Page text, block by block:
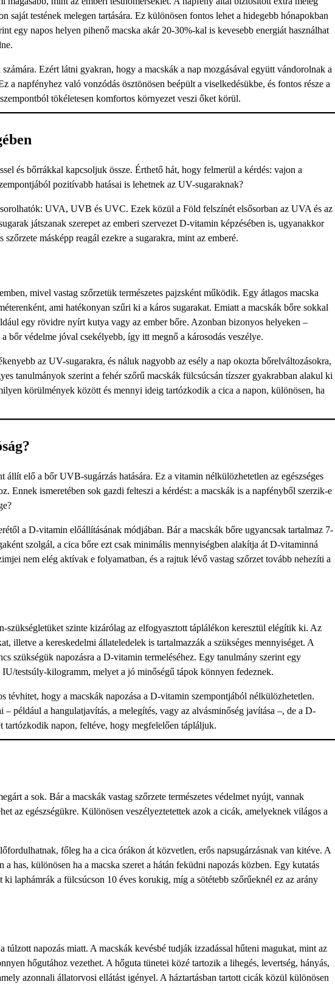
saját testének melegen tartására. Ez különösen fontos lehet a hidegebb hónapokban
egy napos helyen pihenő macska akár 20-30%-kal is kevesebb energiát használhat
Ezért látni gyakran, hogy a macskák a nap mozgásával együtt vándorolnak a
napfényhez való vonzódás ösztönösen beépült a viselkedésükbe, és fontos része a
tökéletesen komfortos környezet veszi őket körül.
és bőrrákkal kapcsoljuk össze. Érthető hát, hogy felmerül a kérdés: vajon a
pozitívabb hatásai is lehetnek az UV-sugaraknak?
UVA, UVB és UVC. Ezek közül a Föld felszínét elsősorban az UVA és az
játszanak szerepet az emberi szervezet D-vitamin képzésében is, ugyanakkor
másképp reagál ezekre a sugarakra, mint az emberé.
mivel vastag szőrzetük természetes pajzsként működik. Egy átlagos macska
ami hatékonyan szűri ki a káros sugarakat. Emiatt a macskák bőre sokkal
egy rövidre nyírt kutya vagy az ember bőre. Azonban bizonyos helyeken –
bőr védelme jóval csekélyebb, így itt megnő a károsodás veszélye.
az UV-sugarakra, és náluk nagyobb az esély a nap okozta bőrelváltozásokra,
tanulmányok szerint a fehér szőrű macskák fülcsúcsán tízszer gyakrabban alakul ki
körülmények között és mennyi ideig tartózkodik a cica a napon, különösen, ha
elő a bőr UVB-sugárzás hatására. Ez a vitamin nélkülözhetetlen az egészséges
Ennek ismeretében sok gazdi felteszi a kérdést: a macskák is a napfényből szerzik-e
a D-vitamin előállításának módjában. Bár a macskák bőre ugyancsak tartalmaz 7-
szolgál, a cica bőre ezt csak minimális mennyiségben alakítja át D-vitaminná
nem elég aktívak e folyamatban, és a rajtuk lévő vastag szőrzet tovább nehezíti a
szinte kizárólag az elfogyasztott táplálékon keresztül elégítik ki. Az
illetve a kereskedelmi állateledelek is tartalmazzák a szükséges mennyiséget. A
szükségük napozásra a D-vitamin termeléséhez. Egy tanulmány szerint egy
testsúly-kilogramm, melyet a jó minőségű tápok könnyen fedeznek.
tévhitet, hogy a macskák napozása a D-vitamin szempontjából nélkülözhetetlen.
– például a hangulatjavítás, a melegítés, vagy az alvásminőség javítása –, de a D-
tartózkodik napon, feltéve, hogy megfelelően tápláljuk.
a sok. Bár a macskák vastag szőrzete természetes védelmet nyújt, vannak
az egészségükre. Különösen veszélyeztetettek azok a cicák, amelyeknek világos a
főleg ha a cica órákon át közvetlen, erős napsugárzásnak van kitéve. A
has, különösen ha a macska szeret a hátán feküdni napozás közben. Egy kutatás
laphámrák a fülcsúcson 10 éves korukig, míg a sötétebb szőrűeknél ez az arány
túlzott napozás miatt. A macskák kevésbé tudják izzadással hűteni magukat, mint az
hőgutához vezethet. A hőguta tünetei közé tartozik a lihegés, levertség, hányás,
azonnali állatorvosi ellátást igényel. A háztartásban tartott cicák közül különösen